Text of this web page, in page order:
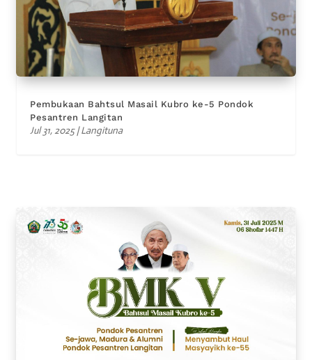
Pembukaan Bahtsul Masail Kubro ke-5 Pondok
Pesantren Langitan
Jul 31, 2025|Langituna